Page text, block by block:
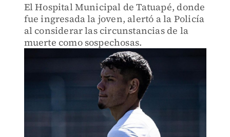
El Hospital Municipal de Tatuapé, donde
fue ingresada la joven, alertó a la Policía
al considerar las circunstancias de la
muerte como sospechosas.